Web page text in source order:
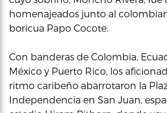
homenajeados junto al
boricua Papo Cocote.
Con banderas de Colombia,
México y Puerto Rico, los
ritmo caribeño abarrotaron la
Independencia en San Juan,